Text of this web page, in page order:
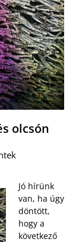
olcsón
Jó hírünk
van, ha úgy
döntött,
hogy a
következő